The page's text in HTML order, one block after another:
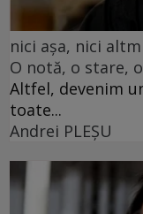
nici așa, nici
O notă, o stare,
Altfel, devenim
toate...
Andrei PLEŞU